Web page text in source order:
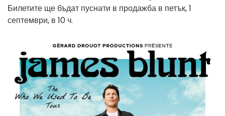
Билетите ще бъдат пуснати в продажба в петък, 1
септември, в 10 ч.